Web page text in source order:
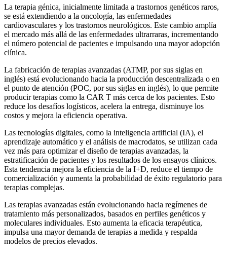
La terapia génica, inicialmente limitada a trastornos genéticos raros,
se está extendiendo a la oncología, las enfermedades
cardiovasculares y los trastornos neurológicos. Este cambio amplía
el mercado más allá de las enfermedades ultrarraras, incrementando
el número potencial de pacientes e impulsando una mayor adopción
clínica.
La fabricación de terapias avanzadas (ATMP, por sus siglas en
inglés) está evolucionando hacia la producción descentralizada o en
el punto de atención (POC, por sus siglas en inglés), lo que permite
producir terapias como la CAR T más cerca de los pacientes. Esto
reduce los desafíos logísticos, acelera la entrega, disminuye los
costos y mejora la eficiencia operativa.
Las tecnologías digitales, como la inteligencia artificial (IA), el
aprendizaje automático y el análisis de macrodatos, se utilizan cada
vez más para optimizar el diseño de terapias avanzadas, la
estratificación de pacientes y los resultados de los ensayos clínicos.
Esta tendencia mejora la eficiencia de la I+D, reduce el tiempo de
comercialización y aumenta la probabilidad de éxito regulatorio para
terapias complejas.
Las terapias avanzadas están evolucionando hacia regímenes de
tratamiento más personalizados, basados ​​en perfiles genéticos y
moleculares individuales. Esto aumenta la eficacia terapéutica,
impulsa una mayor demanda de terapias a medida y respalda
modelos de precios elevados.